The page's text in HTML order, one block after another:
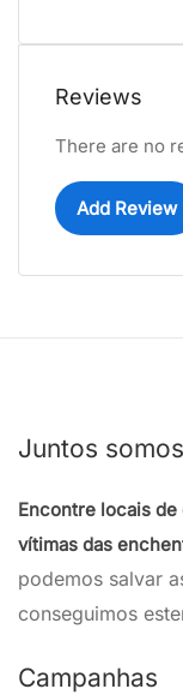
Reviews
There are no
Add Review
Juntos
Encontre locais de
vítimas das
podemos salvar
conseguimos
Campanhas